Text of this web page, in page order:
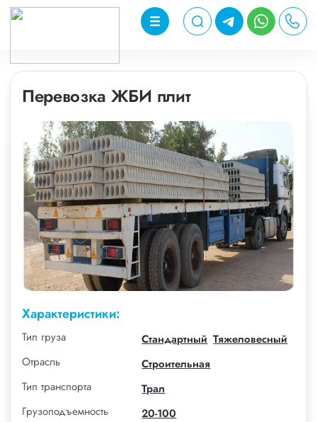
Перевозка ЖБИ плит
Характеристики:
Тип груза Стандартный Тяжеловесный
Отрасль
Строительная
Тип транспорта
Трал
Грузоподъемность
20-100